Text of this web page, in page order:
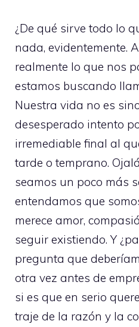
¿De qué sirve todo lo
nada, evidentemente.
realmente lo que nos
estamos buscando
Nuestra vida no es
desesperado intento
irremediable final al
tarde o temprano.
seamos un poco más
entendamos que
merece amor,
seguir existiendo. Y
pregunta que
otra vez antes de
si es que en serio
traje de la razón y la